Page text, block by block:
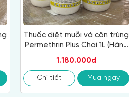
Thuốc diệt muỗi và côn trùng
Permethrin Plus Chai 1L (Hàng
Quốc)
1.180.000đ
Chi tiết Mua ngay